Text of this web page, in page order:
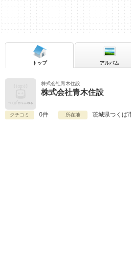
株式会社青木住設
株式会社青木住設
クチコミ 0件 所在地 茨城県つくば
トップ アルバム